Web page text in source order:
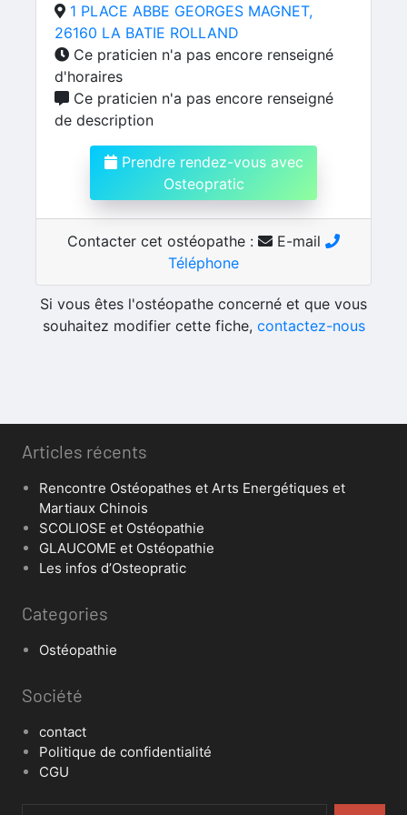
1 PLACE ABBE GEORGES MAGNET,
26160 LA BATIE ROLLAND
Ce praticien n'a pas encore renseigné
d'horaires
Ce praticien n'a pas encore renseigné
de description
Prendre rendez-vous avec
Osteopratic
Contacter cet ostéopathe :
E-mail
Téléphone
Si vous êtes l'ostéopathe concerné et que vous
souhaitez modifier cette fiche, contactez-nous
Articles récents
Rencontre Ostéopathes et Arts Energétiques et
Martiaux Chinois
SCOLIOSE et Ostéopathie
GLAUCOME et Ostéopathie
Les infos d’Osteopratic
Categories
Ostéopathie
Société
contact
Politique de confidentialité
CGU